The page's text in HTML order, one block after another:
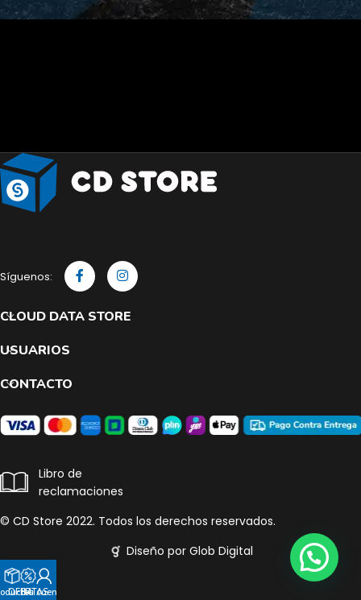
Síguenos:
CLOUD DATA STORE
USUARIOS
CONTACTO
Libro de
reclamaciones
© CD Store 2022. Todos los derechos reservados.
Diseño por Glob Digital
OFERTAS
Mi cuenta